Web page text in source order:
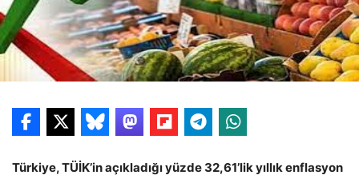
Türkiye, TÜİK’in açıkladığı yüzde 32,61’lik yıllık enflasyon